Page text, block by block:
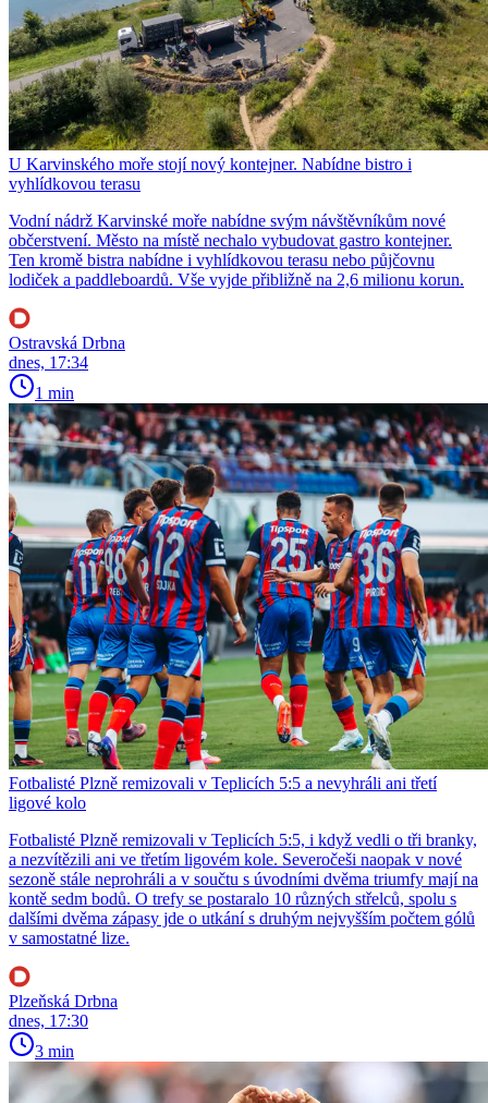
U Karvinského moře stojí nový kontejner. Nabídne bistro i
vyhlídkovou terasu
Vodní nádrž Karvinské moře nabídne svým návštěvníkům nové
občerstvení. Město na místě nechalo vybudovat gastro kontejner.
Ten kromě bistra nabídne i vyhlídkovou terasu nebo půjčovnu
lodiček a paddleboardů. Vše vyjde přibližně na 2,6 milionu korun.
Ostravská Drbna
dnes, 17:34
1 min
Fotbalisté Plzně remizovali v Teplicích 5:5 a nevyhráli ani třetí
ligové kolo
Fotbalisté Plzně remizovali v Teplicích 5:5, i když vedli o tři branky,
a nezvítězili ani ve třetím ligovém kole. Severočeši naopak v nové
sezoně stále neprohráli a v součtu s úvodními dvěma triumfy mají na
kontě sedm bodů. O trefy se postaralo 10 různých střelců, spolu s
dalšími dvěma zápasy jde o utkání s druhým nejvyšším počtem gólů
v samostatné lize.
Plzeňská Drbna
dnes, 17:30
3 min